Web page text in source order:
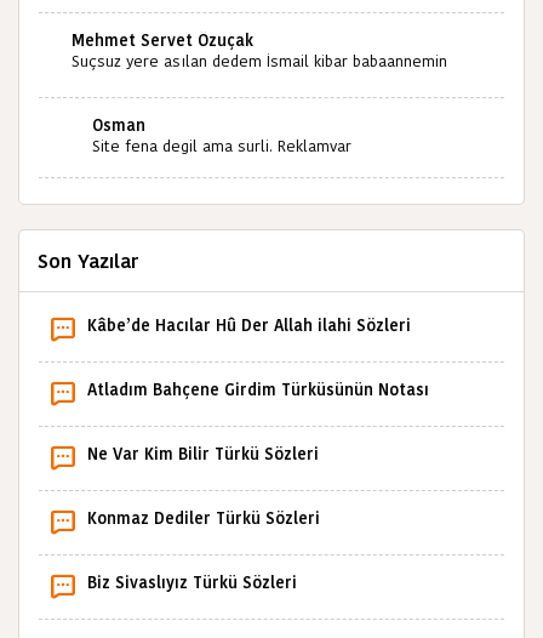
Mehmet Servet Özuçak
Suçsuz yere asılan dedem İsmail kibar babaannemin
Osman
Site fena degil ama surli. Reklamvar
Son Yazılar
Kâbe’de Hacılar Hû Der Allah ilahi Sözleri
Atladım Bahçene Girdim Türküsünün Notası
Ne Var Kim Bilir Türkü Sözleri
Konmaz Dediler Türkü Sözleri
Biz Sivaslıyız Türkü Sözleri